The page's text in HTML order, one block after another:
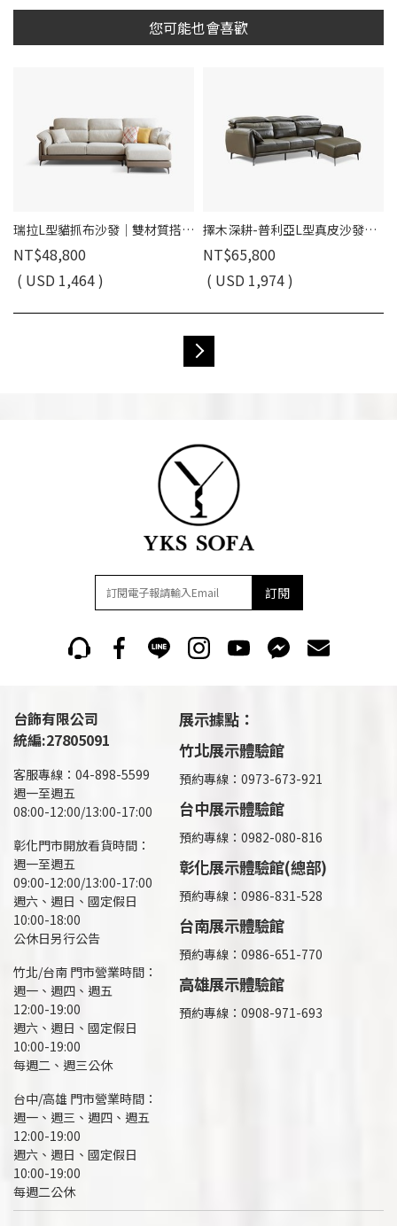
您可能也會喜歡
瑞拉L型貓抓布沙發｜雙材質搭配 × 可拆洗布套 × 左右移動腳椅 – 擇木深耕｜已停售
NT$48,800
( USD 1,464 )
擇木深耕-普利亞L型真皮沙發｜已停售
NT$65,800
( USD 1,974 )
訂閱
台飾有限公司
統編:27805091
客服專線：04-898-5599
週一至週五
08:00-12:00/13:00-17:00
彰化門市開放看貨時間：
週一至週五
09:00-12:00/13:00-17:00
週六、週日、國定假日
10:00-18:00
公休日另行公告
竹北/台南 門市營業時間：
週一、週四、週五
12:00-19:00
週六、週日、國定假日
10:00-19:00
每週二、週三公休
台中/高雄 門市營業時間：
週一、週三、週四、週五
12:00-19:00
週六、週日、國定假日
10:00-19:00
每週二公休
展示據點：
竹北展示體驗館
預約專線：0973-673-921
台中展示體驗館
預約專線：0982-080-816
彰化展示體驗館(總部)
預約專線： 0986-831-528
台南展示體驗館
預約專線：0986-651-770
高雄展示體驗館
預約專線： 0908-971-693